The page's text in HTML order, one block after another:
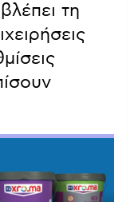
τη